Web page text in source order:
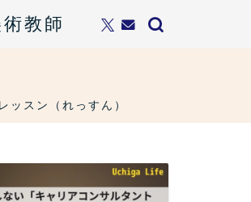
教師
スン（れっすん）